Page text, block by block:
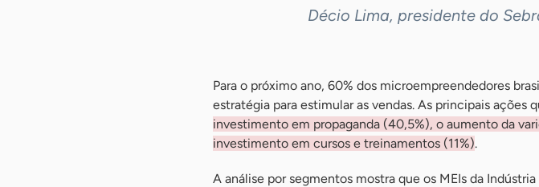
Décio Lima, presidente do
Para o próximo ano, 60% dos microempreendedores
estratégia para estimular as vendas. As principais ações
investimento em propaganda (40,5%), o aumento da
investimento em cursos e treinamentos (11%).
A análise por segmentos mostra que os MEIs da